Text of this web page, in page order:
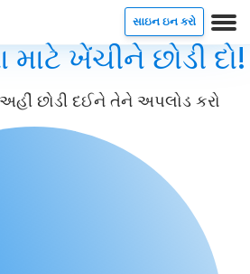
સાઇન ઇન કરો
ખેંચીને છોડી દો!
અહીં છોડી દઈને તેને અપલોડ કરો